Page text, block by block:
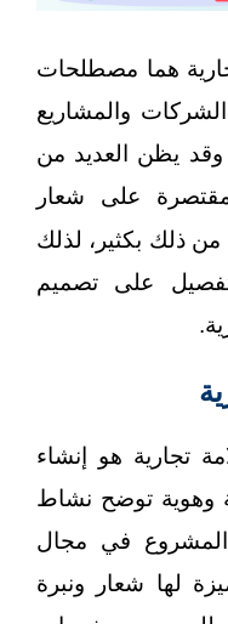
هما مصطلحات
والمشاريع
وقد يظن العديد من
على شعار
ذلك بكثير، لذلك
على تصميم
تجارية هو إنشاء
وهوية توضح نشاط
المشروع في مجال
لها شعار ونبرة